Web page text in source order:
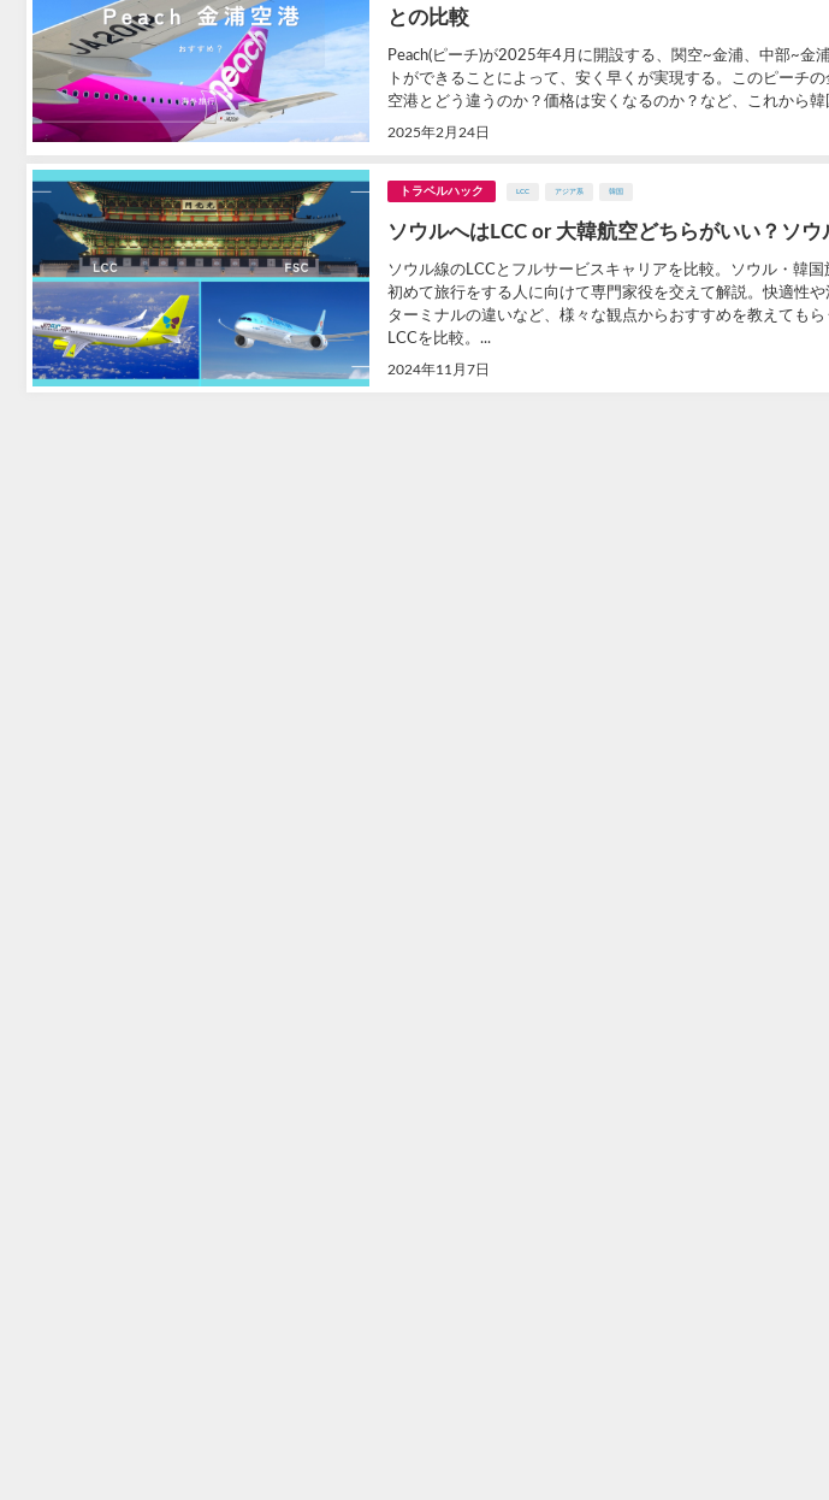
との比較
2025年2月24日
Peach(ピーチ)が2025年4月に開設する、関空~金浦、中部~金
トができることによって、安く早くが実現する。このピーチ
空港とどう違うのか？価格は安くなるのか？など、これから
トラベルハック LCC アジア系 韓国
ソウルへはLCC or 大韓航空どちらがいい？ソ
2024年11月7日
ソウル線のLCCとフルサービスキャリアを比較。ソウル・韓
初めて旅行をする人に向けて専門家役を交えて解説。快適性
ターミナルの違いなど、様々な観点からおすすめを教えても
LCCを比較。...